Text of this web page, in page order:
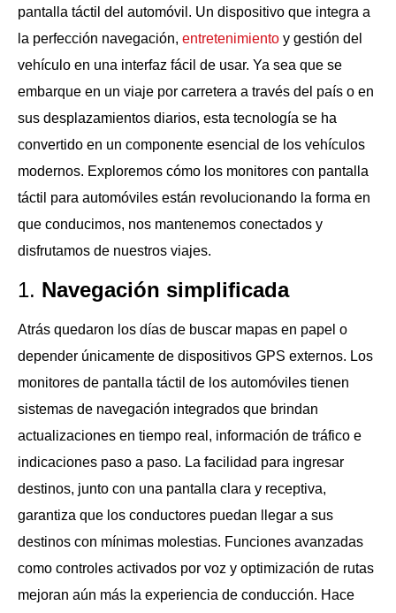
pantalla táctil del automóvil. Un dispositivo que integra a
la perfección navegación, entretenimiento y gestión del
vehículo en una interfaz fácil de usar. Ya sea que se
embarque en un viaje por carretera a través del país o en
sus desplazamientos diarios, esta tecnología se ha
convertido en un componente esencial de los vehículos
modernos. Exploremos cómo los monitores con pantalla
táctil para automóviles están revolucionando la forma en
que conducimos, nos mantenemos conectados y
disfrutamos de nuestros viajes.
1. Navegación simplificada
Atrás quedaron los días de buscar mapas en papel o
depender únicamente de dispositivos GPS externos. Los
monitores de pantalla táctil de los automóviles tienen
sistemas de navegación integrados que brindan
actualizaciones en tiempo real, información de tráfico e
indicaciones paso a paso. La facilidad para ingresar
destinos, junto con una pantalla clara y receptiva,
garantiza que los conductores puedan llegar a sus
destinos con mínimas molestias. Funciones avanzadas
como controles activados por voz y optimización de rutas
mejoran aún más la experiencia de conducción. Hace